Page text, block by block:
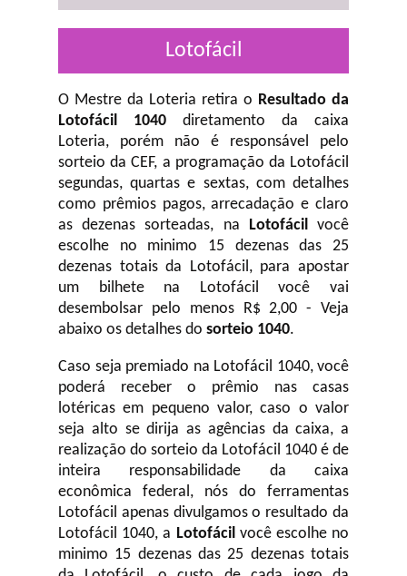
Lotofácil
O Mestre da Loteria retira o Resultado da
Lotofácil 1040 diretamento da caixa
Loteria, porém não é responsável pelo
sorteio da CEF, a programação da Lotofácil
segundas, quartas e sextas, com detalhes
como prêmios pagos, arrecadação e claro
as dezenas sorteadas, na Lotofácilvocê
escolhe no minimo 15 dezenas das 25
dezenas totais da Lotofácil, para apostar
um bilhete na Lotofácil você vai
desembolsar pelo menos R$ 2,00 - Veja
abaixo os detalhes do sorteio 1040.
Caso seja premiado na Lotofácil 1040, você
poderá receber o prêmio nas casas
lotéricas em pequeno valor, caso o valor
seja alto se dirija as agências da caixa, a
realização do sorteio da Lotofácil 1040 é de
inteira responsabilidade da caixa
econômica federal, nós do ferramentas
Lotofácil apenas divulgamos o resultado da
Lotofácil 1040, a Lotofácilvocê escolhe no
minimo 15 dezenas das 25 dezenas totais